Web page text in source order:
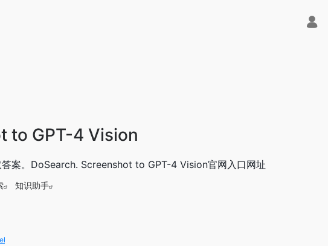
to GPT-4 Vision
案。DoSearch. Screenshot to GPT-4 Vision官网入口网址
知识助手
血版免费用！- 字节Trae即可编程又可聊天